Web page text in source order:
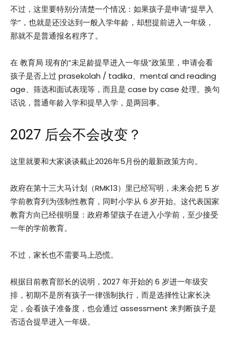
不过，这里要特别分清楚一个情况：如果孩子是申请“提早入
学”，也就是还没达到一般入学年龄，却想提前进入一年级，
那就不是普通报名程序了。
在 教育局 现有的“未足龄提早进入一年级”政策里，申请会看
孩子是否上过 prasekolah / tadika、mental and reading
age、筛选和面试表现等，而且是 case by case 处理。换句
话说，普通年龄入学和提早入学，是两回事。
2027 后会不会改变？
这里就要和大家谈谈截止2026年5月份的最新政策方向。
政府在第十三大马计划（RMK13）里已经写明，未来会把 5 岁
学前教育列为强制性教育，同时小学从 6 岁开始。这代表国家
教育方向已经很明显：政府希望孩子在进入小学前，至少接受
一年的学前教育。
不过，家长也不需要马上恐慌。
根据目前教育部长的说明，2027 年开始的 6 岁进一年级安
排，初期不是所有孩子一律强制执行，而是选择性让家长决
定，会看孩子准备度，也会通过 assessment 来判断孩子是
否适合提早进入一年级。